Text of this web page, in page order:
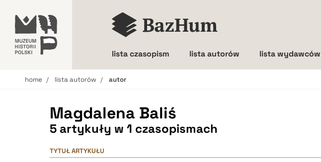
lista czasopism lista autorów lista wydawców
home lista autorów autor
Magdalena Baliś
5 artykuły w 1 czasopismach
TYTUŁ ARTYKUŁU